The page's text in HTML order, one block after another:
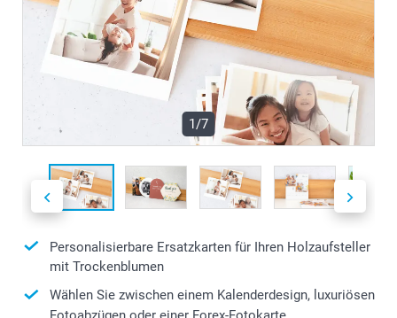
1/7
Personalisierbare Ersatzkarten für Ihren Holzaufsteller
mit Trockenblumen
Wählen Sie zwischen einem Kalenderdesign, luxuriösen